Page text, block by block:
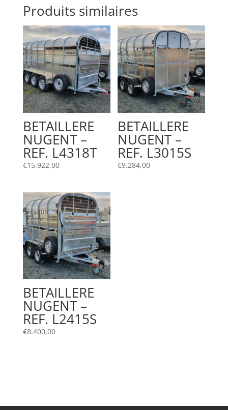
Produits similaires
BETAILLERE
NUGENT –
REF. L4318T
€15.922,00
BETAILLERE
NUGENT –
REF. L3015S
€9.284,00
BETAILLERE
NUGENT –
REF. L2415S
€8.400,00